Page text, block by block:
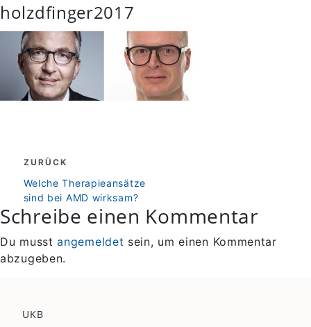
holzdfinger2017
Beitragsnavigation
ZURÜCK
zurück
Welche Therapieansätze
sind bei AMD wirksam?
Schreibe einen Kommentar
Du musstangemeldet sein, um einen Kommentar
abzugeben.
UKB